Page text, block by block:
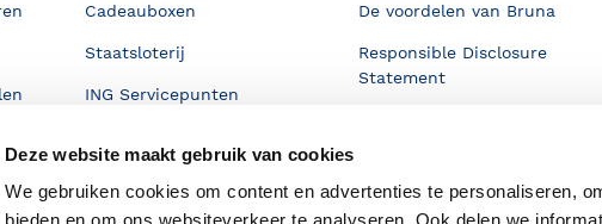
Deze website maakt gebruik van cookies
We gebruiken cookies om content en advertenties te personaliseren,
Cadeauboxen
Staatsloterij
ING Servicepunten
De voordelen van Bruna
Responsible Disclosure
Statement